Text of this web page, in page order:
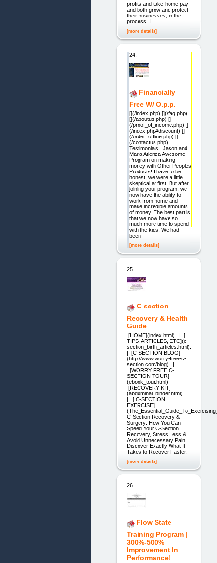
profits and take-home pay
and both grow and protect
their businesses, in the
process. I
[more details]
24.
Financially
Free W/ O.p.p.
[](/index.php) [](/faq.php)
[](/aboutus.php) []
(/proof_of_income.php) []
(/index.php#discount) []
(/order_offline.php) []
(/contactus.php)
Testimonials Jason and
Maria Atienza Awesome
Program on making
money with Other Peoples
Products! I have to be
honest, we were a little
skeptical at first. But after
joining your program, we
now have the ability to
work from home and
make incredible amounts
of money. The best part is
that we now have so
much more time to spend
with the kids. We had
been
[more details]
25.
C-section
Recovery & Health
Guide
[HOME](index.html) | [
TIPS, ARTICLES, ETC](c-
section_birth_articles.html).
| [C-SECTION BLOG]
(http://www.worry-free-c-
section.com/blog) |
[WORRY FREE C-
SECTION TOUR]
(ebook_tour.html) |
[RECOVERY KIT]
(abdominal_binder.html)
| [ C-SECTION
EXERCISE]
C-Section Recovery &
Surgery: How You Can
Speed Your C-Section
Recovery, Stress Less &
Avoid Unnecessary Pain!
Discover Exactly What It
Takes to Recover Faster,
[more details]
26.
Flow State
Training Program |
300%-500%
Improvement In
Performance!